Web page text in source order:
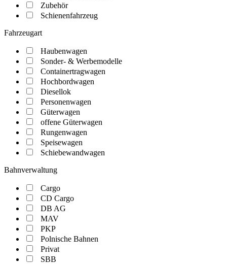
Zubehör
Schienenfahrzeug
Fahrzeugart
Haubenwagen
Sonder- & Werbemodelle
Containertragwagen
Hochbordwagen
Diesellok
Personenwagen
Güterwagen
offene Güterwagen
Rungenwagen
Speisewagen
Schiebewandwagen
Bahnverwaltung
Cargo
CD Cargo
DB AG
MAV
PKP
Polnische Bahnen
Privat
SBB